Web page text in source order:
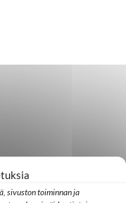
sivuston toiminnan ja